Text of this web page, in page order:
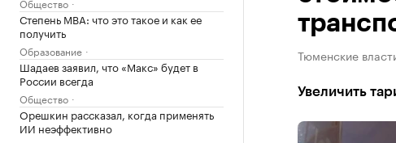
Степень MBA: что это такое и как ее
получить
Образование
Шадаев заявил, что «Макс» будет в
России всегда
Общество
Орешкин рассказал, когда применять
ИИ неэффективно
Тюменские
Увеличить